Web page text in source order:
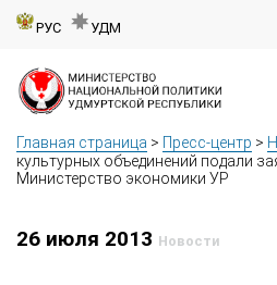
РУС УДМ
Главная страница > Пресс-центр >
культурных объединений подали
Министерство экономики УР
26 июля 2013 Новости